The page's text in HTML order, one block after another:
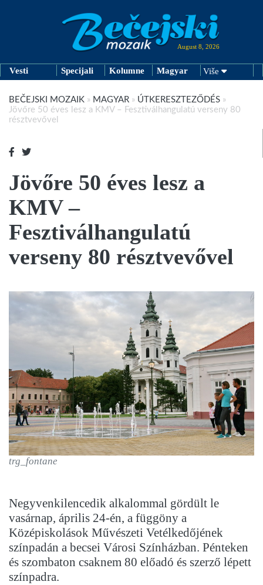
August 8, 2026
Vesti Specijali Kolumne Magyar Više
BEČEJSKI MOZAIK » MAGYAR » ÚTKERESZTEZŐDÉS »
Jövőre 50 éves lesz a KMV – Fesztiválhangulatú verseny 80
résztvevővel
Jövőre 50 éves lesz a
KMV –
Fesztiválhangulatú
verseny 80 résztvevővel
trg_fontane
Negyvenkilencedik alkalommal gördült le
vasárnap, április 24-én, a függöny a
Középiskolások Művészeti Vetélkedőjének
színpadán a becsei Városi Színházban. Pénteken
és szombaton csaknem 80 előadó és szerző lépett
színpadra.